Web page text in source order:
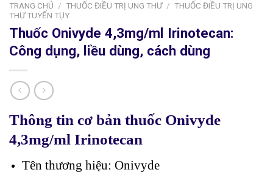
TRANG CHỦ / THUỐC ĐIỀU TRỊ UNG THƯ / THUỐC ĐIỀU TRỊ UNG
THƯ TUYẾN TỤY
Thuốc Onivyde 4,3mg/ml Irinotecan:
Công dụng, liều dùng, cách dùng
Thông tin cơ bản thuốc Onivyde
4,3mg/ml Irinotecan
Tên thương hiệu: Onivyde